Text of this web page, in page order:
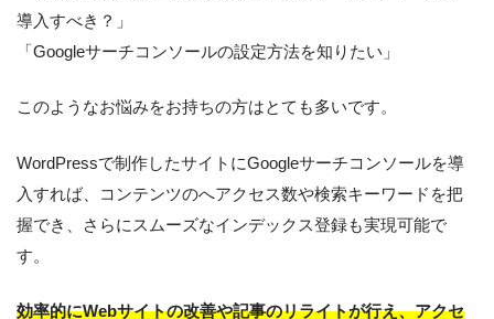
導入すべき？」
「Googleサーチコンソールの設定方法を知りたい」
このようなお悩みをお持ちの方はとても多いです。
WordPressで制作したサイトにGoogleサーチコンソールを導
入すれば、コンテンツのへアクセス数や検索キーワードを把
握でき、さらにスムーズなインデックス登録も実現可能で
す。
効率的にWebサイトの改善や記事のリライトが行え、アクセ